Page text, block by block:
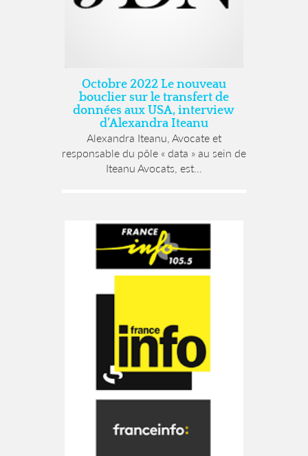
Octobre 2022 Le nouveau
bouclier sur le transfert de
données aux USA, interview
d’Alexandra Iteanu
Alexandra Iteanu, Avocate et
responsable du pôle « data » au sein de
Iteanu Avocats, est...